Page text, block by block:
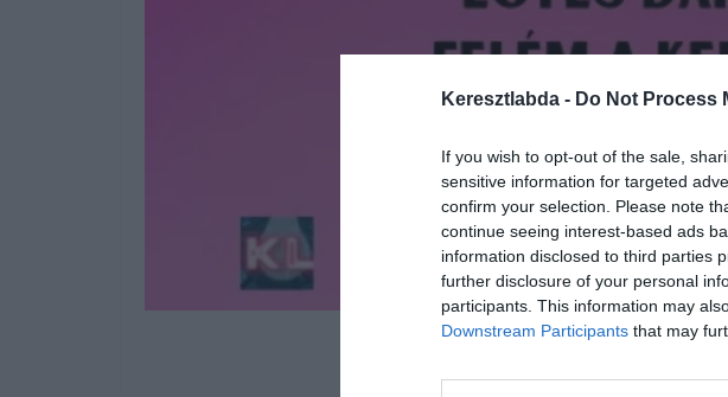
Keresztlabda - Do Not Process
If you wish to opt-out of the sale,
sensitive information for targeted
confirm your selection. Please note
continue seeing interest-based ads
information disclosed to third parties
further disclosure of your personal
participants. This information may
Downstream Participants that may